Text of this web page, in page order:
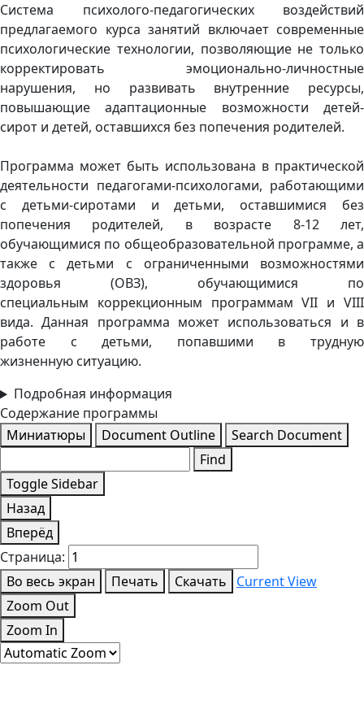
Система психолого-педагогических воздействий
предлагаемого курса занятий включает современные
психологические технологии, позволяющие не только
корректировать эмоционально-личностные
нарушения, но развивать внутренние ресурсы,
повышающие адаптационные возможности детей-
сирот и детей, оставшихся без попечения родителей.
Программа может быть использована в практической
деятельности педагогами-психологами, работающими
с детьми-сиротами и детьми, оставшимися без
попечения родителей, в возрасте 8-12 лет,
обучающимися по общеобразовательной программе, а
также с детьми с ограниченными возможностями
здоровья (ОВЗ), обучающимися по
специальным коррекционным программам VII и VIII
вида. Данная программа может использоваться и в
работе с детьми, попавшими в трудную
жизненную ситуацию.
Подробная информация
Содержание программы
Миниатюры
Document Outline
Search Document
Find
Toggle Sidebar
Назад
Вперёд
Страница:
Во весь экран
Печать Скачать
Current View
Zoom Out
Zoom In